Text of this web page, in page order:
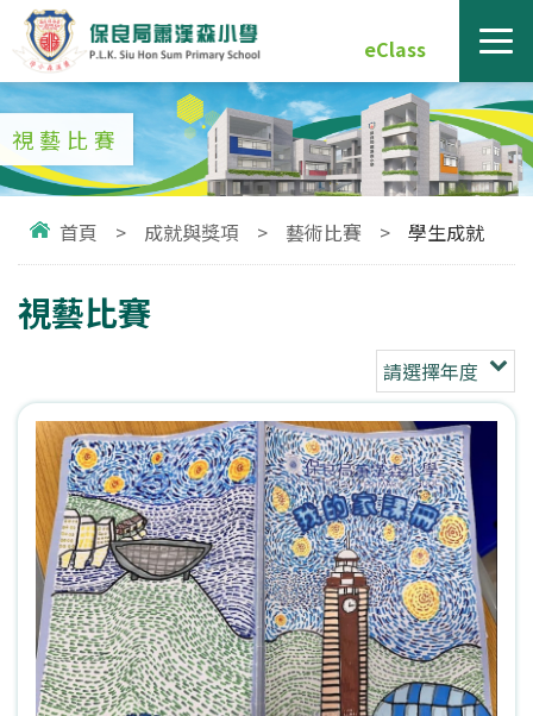
eClass
視藝比賽
首頁 > 成就與獎項 > 藝術比賽 > 學生成就
視藝比賽
請選擇年度